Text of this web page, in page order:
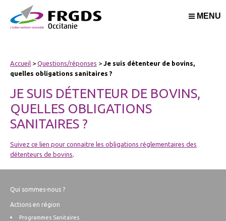
MENU
Accueil > Questions/réponses > Je suis détenteur de bovins,
quelles obligations sanitaires ?
JE SUIS DÉTENTEUR DE BOVINS,
QUELLES OBLIGATIONS
SANITAIRES ?
Suivez ce lien pour connaitre les obligations réglementaires des
détenteurs de bovins.
Qui sommes-nous ?
Actions en région
Programmes Sanitaires